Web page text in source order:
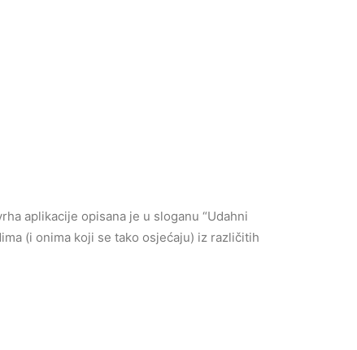
aplikacije opisana je u sloganu “Udahni
(i onima koji se tako osjećaju) iz različitih